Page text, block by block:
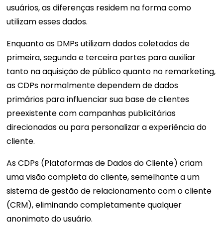
usuários, as diferenças residem na forma como
utilizam esses dados.
Enquanto as DMPs utilizam dados coletados de
primeira, segunda e terceira partes para auxiliar
tanto na aquisição de público quanto no remarketing,
as CDPs normalmente dependem de dados
primários para influenciar sua base de clientes
preexistente com campanhas publicitárias
direcionadas ou para personalizar a experiência do
cliente.
As CDPs (Plataformas de Dados do Cliente) criam
uma visão completa do cliente, semelhante a um
sistema de gestão de relacionamento com o cliente
(CRM), eliminando completamente qualquer
anonimato do usuário.